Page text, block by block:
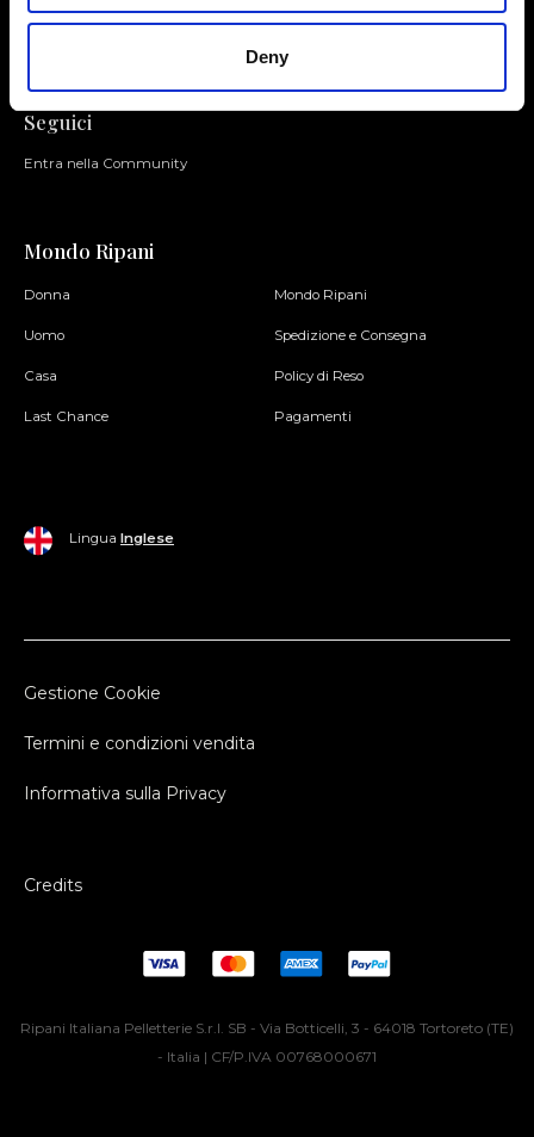
Deny
Seguici
Entra nella Community
Mondo Ripani
Donna
Uomo
Casa
Last Chance
Mondo Ripani
Spedizione e Consegna
Policy di Reso
Pagamenti
Lingua Inglese
Gestione Cookie
Termini e condizioni vendita
Informativa sulla Privacy
Credits
Ripani Italiana Pelletterie S.r.l. SB - Via Botticelli, 3 - 64018 Tortoreto (TE)
- Italia | CF/P.IVA 00768000671